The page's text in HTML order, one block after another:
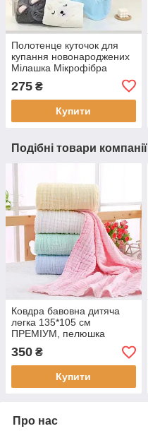
Полотенце куточок для
купання новонароджених
Мілашка Мікрофібра
275 ₴
Купити
Подібні товари компанії
Ковдра бавовна дитяча
легка 135*105 см
ПРЕМІУМ, пелюшка
ковдра, муслінова
натуральна літня
бавовняна, плед
350 ₴
Купити
Про нас